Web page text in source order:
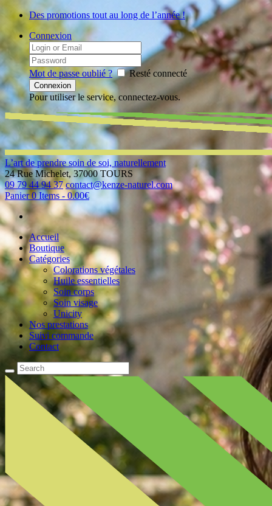
Des promotions tout au long de l’année !
Connexion
Mot de passe oublié ? Resté connecté
Pour utiliser le service, connectez-vous.
L’art de prendre soin de soi, naturellement
24 Rue Michelet, 37000 TOURS
09 79 44 94 37 contact@kenze-naturel.com
Panier 0 Items - 0.00€
Accueil
Boutique
Catégories
Colorations végétales
Huile essentielles
Soin corps
Soin visage
Unicity
Nos prestations
Suivi commande
Contact